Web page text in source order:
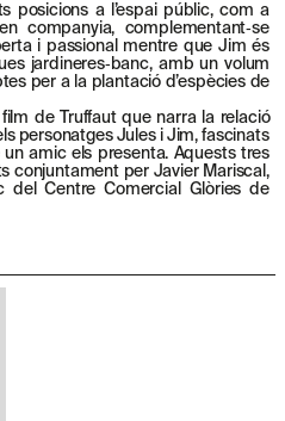
posicions a l’espai públic, com a
companyia, complementant‑se
i passional mentre que Jim és
jardineres‑banc, amb un volum
per a la plantació d’espècies de
de Truffaut que narra la relació
personatges Jules i Jim, fascinats
amic els presenta. Aquests tres
conjuntament per Javier Mariscal,
del Centre Comercial Glòries de